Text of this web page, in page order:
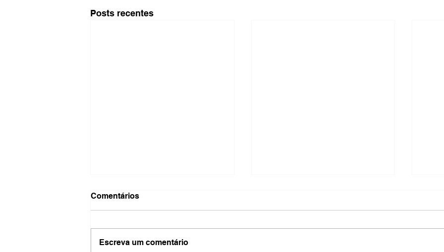
Posts recentes
Comentários
Escreva um comentário